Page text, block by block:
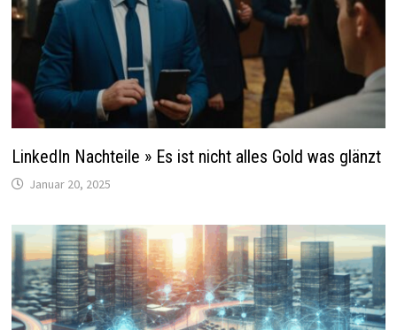
LinkedIn Nachteile » Es ist nicht alles Gold was glänzt
Januar 20, 2025